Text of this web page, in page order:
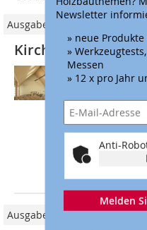
Newsletter
» neue
»
Messen
» 12 x pro Jahr
Anti-
Melden
Ausgabe 05/2012
Kirchenneubau in
Sieger des
Magazin
Ausgabe 04/2020